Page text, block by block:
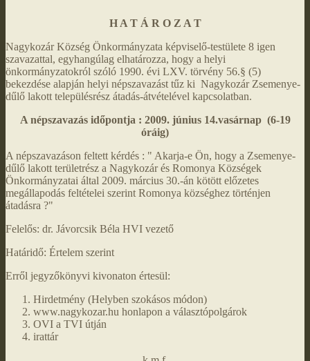
H A T Á R O Z A T
Nagykozár Község Önkormányzata képviselő-testülete 8 igen
szavazattal, egyhangúlag elhatározza, hogy a helyi
önkormányzatokról szóló 1990. évi LXV. törvény 56.§ (5)
bekezdése alapján helyi népszavazást tűz ki Nagykozár Zsemenye-
dűlő lakott településrész átadás-átvételével kapcsolatban.
A népszavazás időpontja : 2009. június 14.vasárnap (6-19
óráig)
A népszavazáson feltett kérdés : " Akarja-e Ön, hogy a Zsemenye-
dűlő lakott területrész a Nagykozár és Romonya Községek
Önkormányzatai által 2009. március 30.-án kötött előzetes
megállapodás feltételei szerint Romonya községhez történjen
átadásra ?"
Felelős: dr. Jávorcsik Béla HVI vezető
Határidő: Értelem szerint
Erről jegyzőkönyvi kivonaton értesül:
Hirdetmény (Helyben szokásos módon)
www.nagykozar.hu honlapon a választópolgárok
OVI a TVI útján
irattár